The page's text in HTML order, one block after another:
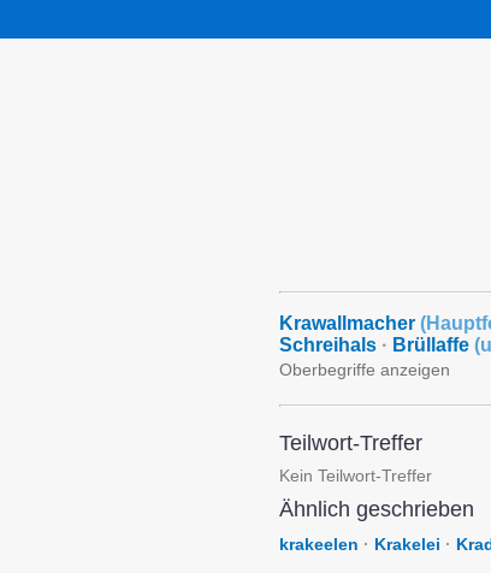
Krawallmacher (
Schreihals · Brüllaffe (
Oberbegriffe anzeigen
Teilwort-Treffer
Kein Teilwort-Treffer
Ähnlich geschrieben
krakeelen · Krakelei ·